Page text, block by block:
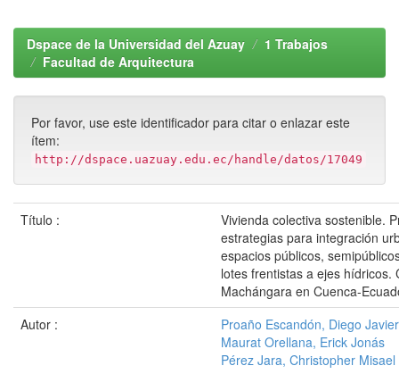
Dspace de la Universidad del Azuay
1 Trabajos
Facultad de Arquitectura
Por favor, use este identificador para citar o enlazar este
ítem:
http://dspace.uazuay.edu.ec/handle/datos/17049
Título :
Vivienda colectiva sostenible.
estrategias para integración
espacios públicos,
lotes frentistas a ejes hídricos.
Machángara en Cuenca-
Autor :
Proaño Escandón, Diego Javier
Maurat Orellana, Erick Jonás
Pérez Jara, Christopher Misael